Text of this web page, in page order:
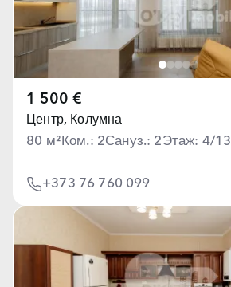
1 500 €
Центр, Колумна
80 м² Ком.: 2Сануз.: 2Этаж: 4/13
+373 76 760 099